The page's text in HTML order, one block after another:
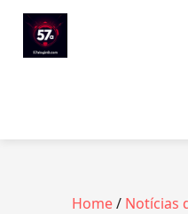
Home/ Notícias